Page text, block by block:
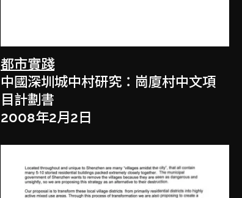
都市實踐
中國深圳城中村研究：崗廈村中文項
目計劃書
2008年2月2日